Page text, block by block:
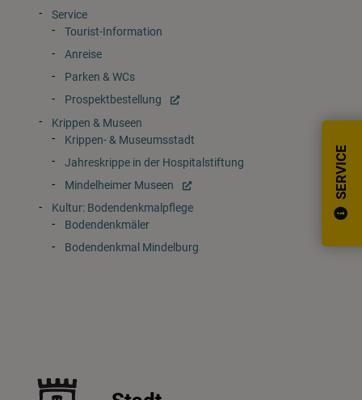
SERVICE
Service
Tourist-Information
Anreise
Parken & WCs
Prospektbestellung
Krippen & Museen
Krippen- & Museumsstadt
Jahreskrippe in der Hospitalstiftung
Mindelheimer Museen
Kultur: Bodendenkmalpflege
Bodendenkmäler
Bodendenkmal Mindelburg